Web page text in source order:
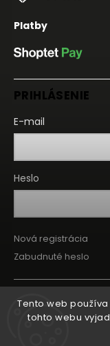
Tento web
tohto webu
Platby
PRIHLÁSENIE
E-mail
Heslo
Nová registrácia
Zabudnuté heslo